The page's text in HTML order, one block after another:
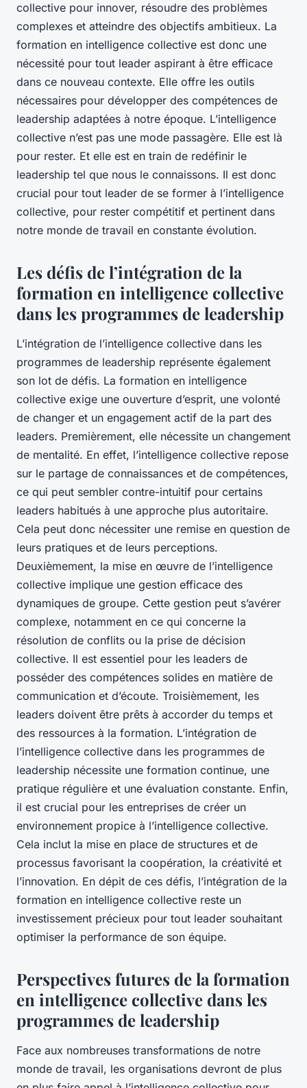
collective pour innover, résoudre des problèmes
complexes et atteindre des objectifs ambitieux. La
formation en intelligence collective est donc une
nécessité pour tout leader aspirant à être efficace
dans ce nouveau contexte. Elle offre les outils
nécessaires pour développer des compétences de
leadership adaptées à notre époque. L’intelligence
collective n’est pas une mode passagère. Elle est là
pour rester. Et elle est en train de redéfinir le
leadership tel que nous le connaissons. Il est donc
crucial pour tout leader de se former à l’intelligence
collective, pour rester compétitif et pertinent dans
notre monde de travail en constante évolution.
Les défis de l’intégration de la
formation en intelligence collective
dans les programmes de leadership
L’intégration de l’intelligence collective dans les
programmes de leadership représente également
son lot de défis. La formation en intelligence
collective exige une ouverture d’esprit, une volonté
de changer et un engagement actif de la part des
leaders. Premièrement, elle nécessite un changement
de mentalité. En effet, l’intelligence collective repose
sur le partage de connaissances et de compétences,
ce qui peut sembler contre-intuitif pour certains
leaders habitués à une approche plus autoritaire.
Cela peut donc nécessiter une remise en question de
leurs pratiques et de leurs perceptions.
Deuxièmement, la mise en œuvre de l’intelligence
collective implique une gestion efficace des
dynamiques de groupe. Cette gestion peut s’avérer
complexe, notamment en ce qui concerne la
résolution de conflits ou la prise de décision
collective. Il est essentiel pour les leaders de
posséder des compétences solides en matière de
communication et d’écoute. Troisièmement, les
leaders doivent être prêts à accorder du temps et
des ressources à la formation. L’intégration de
l’intelligence collective dans les programmes de
leadership nécessite une formation continue, une
pratique régulière et une évaluation constante. Enfin,
il est crucial pour les entreprises de créer un
environnement propice à l’intelligence collective.
Cela inclut la mise en place de structures et de
processus favorisant la coopération, la créativité et
l’innovation. En dépit de ces défis, l’intégration de la
formation en intelligence collective reste un
investissement précieux pour tout leader souhaitant
optimiser la performance de son équipe.
Perspectives futures de la formation
en intelligence collective dans les
programmes de leadership
Face aux nombreuses transformations de notre
monde de travail, les organisations devront de plus